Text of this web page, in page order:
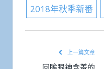
2018年秋季新番
上一篇文章
回眸眼神含羞的